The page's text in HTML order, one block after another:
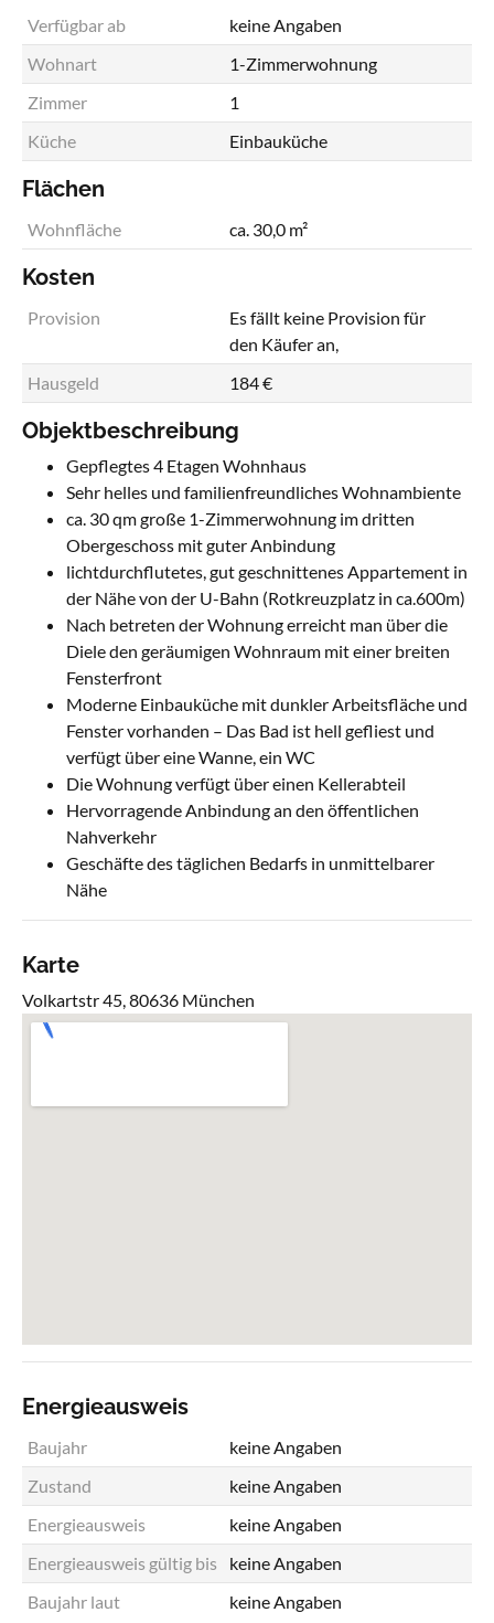
Verfügbar ab
keine Angaben
Wohnart
1-Zimmerwohnung
Zimmer
1
Küche
Einbauküche
Flächen
Wohnfläche ca. 30,0 m²
Kosten
Provision
Es fällt keine Provision für
den Käufer an,
Hausgeld
184 €
Objektbeschreibung
Gepflegtes 4 Etagen Wohnhaus
Sehr helles und familienfreundliches Wohnambiente
ca. 30 qm große 1-Zimmerwohnung im dritten
Obergeschoss mit guter Anbindung
lichtdurchflutetes, gut geschnittenes Appartement in
der Nähe von der U-Bahn (Rotkreuzplatz in ca.600m)
Nach betreten der Wohnung erreicht man über die
Diele den geräumigen Wohnraum mit einer breiten
Fensterfront
Moderne Einbauküche mit dunkler Arbeitsfläche und
Fenster vorhanden – Das Bad ist hell gefliest und
verfügt über eine Wanne, ein WC
Die Wohnung verfügt über einen Kellerabteil
Hervorragende Anbindung an den öffentlichen
Nahverkehr
Geschäfte des täglichen Bedarfs in unmittelbarer
Nähe
Karte
Volkartstr 45, 80636 München
Energieausweis
Baujahr
keine Angaben
Zustand
keine Angaben
Energieausweis
keine Angaben
Energieausweis gültig bis
keine Angaben
Baujahr laut
keine Angaben